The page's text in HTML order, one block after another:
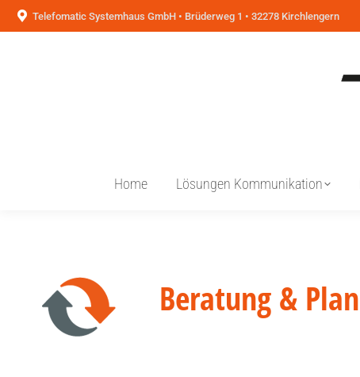
Telefomatic Systemhaus GmbH • Brüderweg 1 • 32278 Kirchlengern
Home Lösungen Kommunikation
Beratung &